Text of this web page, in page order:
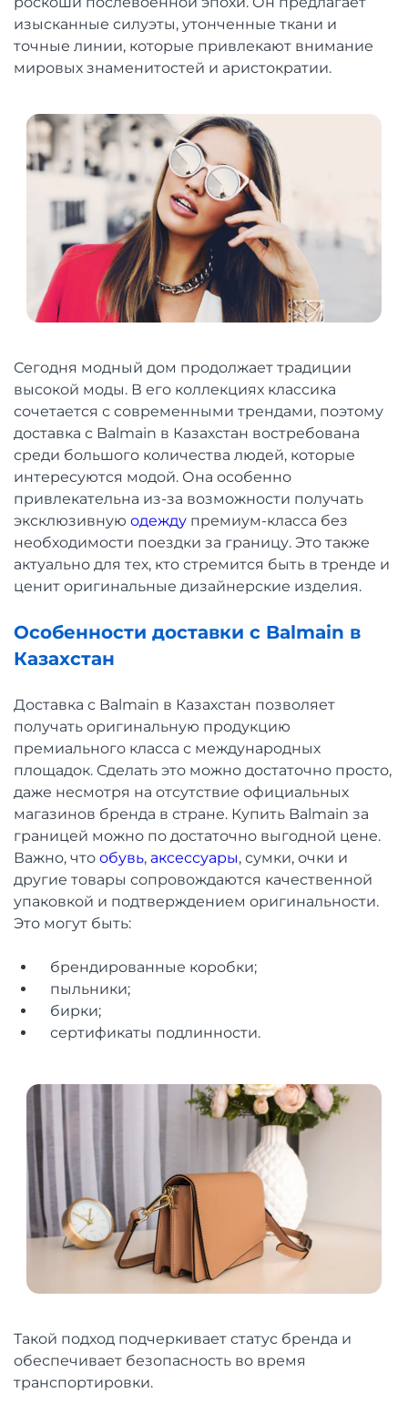
изысканные силуэты, утонченные ткани и
точные линии, которые привлекают внимание
мировых знаменитостей и аристократии.
Сегодня модный дом продолжает традиции
высокой моды. В его коллекциях классика
сочетается с современными трендами, поэтому
доставка с Balmain в Казахстан востребована
среди большого количества людей, которые
интересуются модой. Она особенно
привлекательна из-за возможности получать
эксклюзивную одежду премиум-класса без
необходимости поездки за границу. Это также
актуально для тех, кто стремится быть в тренде и
ценит оригинальные дизайнерские изделия.
Особенности доставки с Balmain в
Казахстан
Доставка с Balmain в Казахстан позволяет
получать оригинальную продукцию
премиального класса с международных
площадок. Сделать это можно достаточно просто,
даже несмотря на отсутствие официальных
магазинов бренда в стране. Купить Balmain за
границей можно по достаточно выгодной цене.
Важно, что обувь, аксессуары, сумки, очки и
другие товары сопровождаются качественной
упаковкой и подтверждением оригинальности.
Это могут быть:
брендированные коробки;
пыльники;
бирки;
сертификаты подлинности.
Такой подход подчеркивает статус бренда и
обеспечивает безопасность во время
транспортировки.